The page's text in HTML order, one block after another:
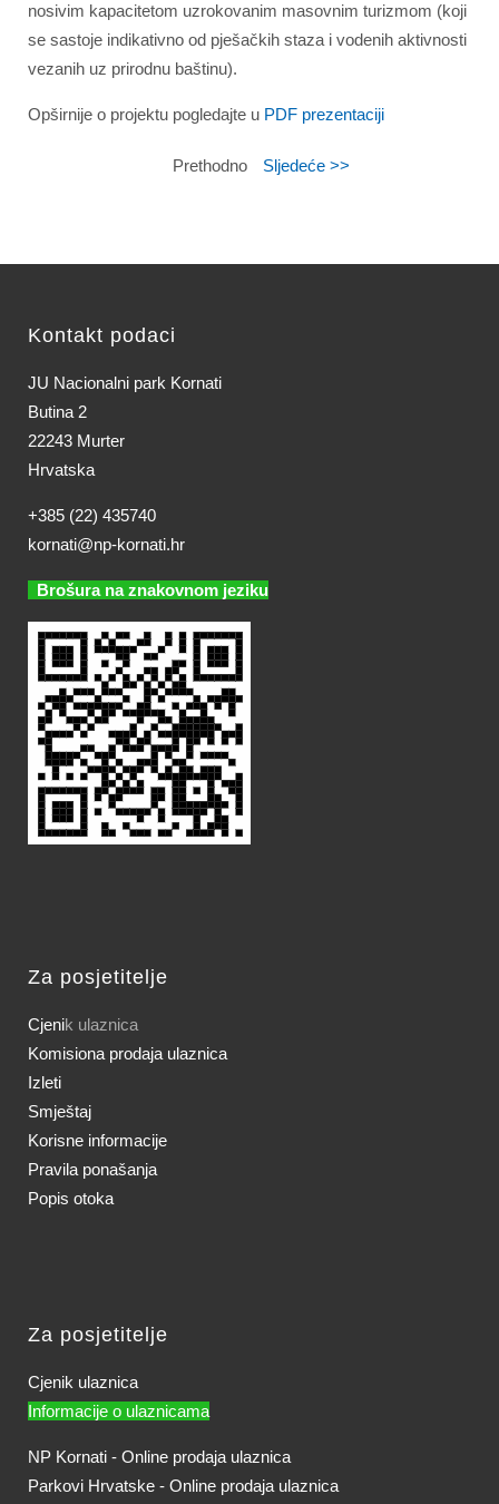
nosivim kapacitetom uzrokovanim masovnim turizmom (koji
se sastoje indikativno od pješačkih staza i vodenih aktivnosti
vezanih uz prirodnu baštinu).
Opširnije o projektu pogledajte u PDF prezentaciji
Prethodno Sljedeće >>
Kontakt podaci
JU Nacionalni park Kornati
Butina 2
22243 Murter
Hrvatska
+385 (22) 435740
kornati@np-kornati.hr
Brošura na znakovnom jeziku
Za posjetitelje
Cjenik ulaznica
Komisiona prodaja ulaznica
Izleti
Smještaj
Korisne informacije
Pravila ponašanja
Popis otoka
Za posjetitelje
Cjenik ulaznica
Informacije o ulaznicama
NP Kornati - Online prodaja ulaznica
Parkovi Hrvatske - Online prodaja ulaznica